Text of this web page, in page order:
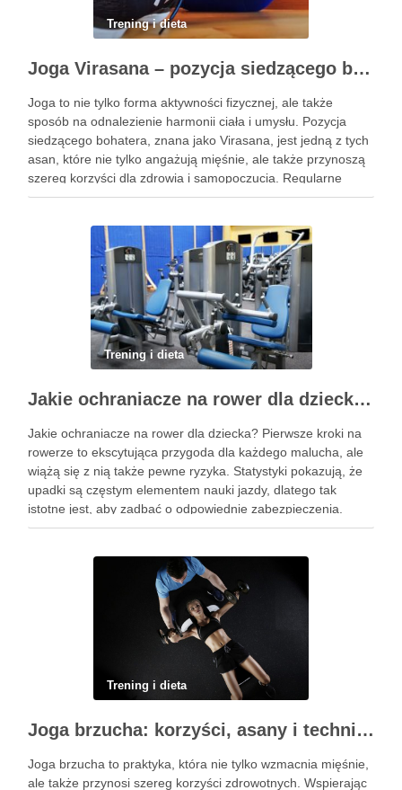
Trening i dieta
Joga Virasana – pozycja siedzącego bohatera i jej korzyści
Joga to nie tylko forma aktywności fizycznej, ale także
sposób na odnalezienie harmonii ciała i umysłu. Pozycja
siedzącego bohatera, znana jako Virasana, jest jedną z tych
asan, które nie tylko angażują mięśnie, ale także przynoszą
szereg korzyści dla zdrowia i samopoczucia. Regularne
praktykowanie tej pozycji może poprawić elastyczność
Trening i dieta
Jakie ochraniacze na rower dla dziecka wybrać? Praktyczny poradnik
Jakie ochraniacze na rower dla dziecka? Pierwsze kroki na
rowerze to ekscytująca przygoda dla każdego malucha, ale
wiążą się z nią także pewne ryzyka. Statystyki pokazują, że
upadki są częstym elementem nauki jazdy, dlatego tak
istotne jest, aby zadbać o odpowiednie zabezpieczenia.
Ochraniacze na rower dla dzieci stanowią kluczowy element
Trening i dieta
Joga brzucha: korzyści, asany i techniki oddechowe
Joga brzucha to praktyka, która nie tylko wzmacnia mięśnie,
ale także przynosi szereg korzyści zdrowotnych. Wspierając